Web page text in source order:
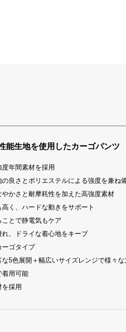
能生地を使用したカーゴパンツ
度年間素材を採用
の良さとポリエステルによる強度を兼ね
やかさと耐摩耗性を加えた高強度素材
高く、ハードな動きをサポート
ことで静電気もケア
れ、ドライな着心地をキープ
ーゴタイプ
な5色展開＋幅広いサイズレンジで様々
着用可能
を採用